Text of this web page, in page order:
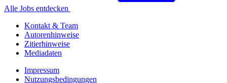
Alle Jobs entdecken
Kontakt & Team
Autorenhinweise
Zitierhinweise
Mediadaten
Impressum
Nutzungsbedingungen